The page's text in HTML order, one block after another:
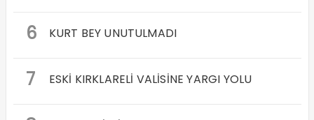
6 KURT BEY UNUTULMADI
7 ESKİ KIRKLARELİ VALİSİNE YARGI YOLU